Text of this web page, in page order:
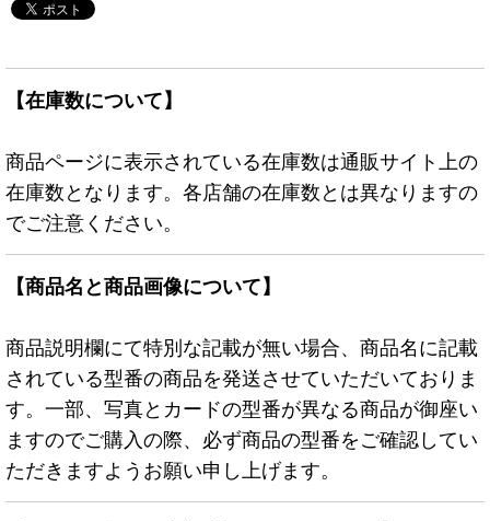
【在庫数について】
商品ページに表示されている在庫数は通販サイト上の
在庫数となります。各店舗の在庫数とは異なりますの
でご注意ください。
【商品名と商品画像について】
商品説明欄にて特別な記載が無い場合、商品名に記載
されている型番の商品を発送させていただいておりま
す。一部、写真とカードの型番が異なる商品が御座い
ますのでご購入の際、必ず商品の型番をご確認してい
ただきますようお願い申し上げます。